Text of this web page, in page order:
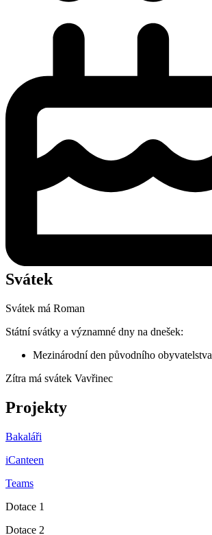
Svátek
Svátek má Roman
Státní svátky a významné dny na dnešek:
Mezinárodní den původního obyvatelstva
Zítra má svátek Vavřinec
Projekty
Bakaláři
iCanteen
Teams
Dotace 1
Dotace 2